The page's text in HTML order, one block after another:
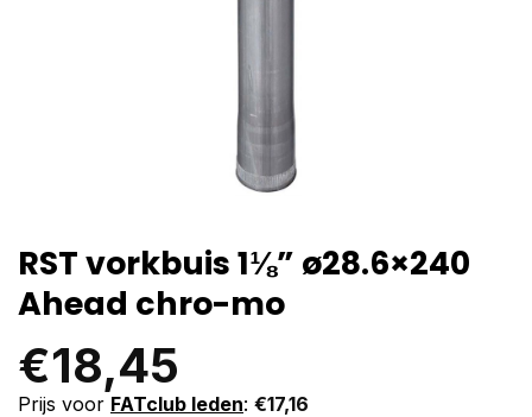
RST vorkbuis 1⅛” ø28.6×240
Ahead chro-mo
€18,45
Prijs voor FATclub leden: €17,16